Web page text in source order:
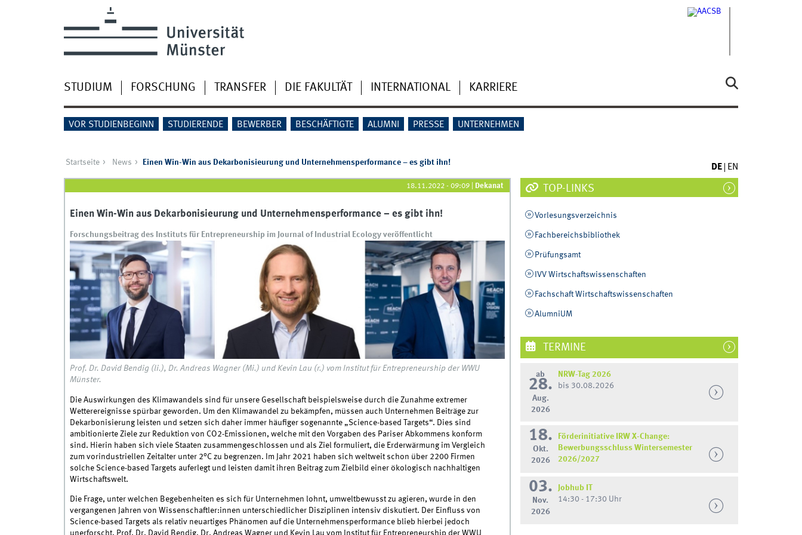
STUDIUM FORSCHUNG TRANSFER DIE FAKULTÄT INTERNATIONAL KARRIERE
VOR STUDIENBEGINN STUDIERENDE BEWERBER BESCHÄFTIGTE ALUMNI PRESSE UNTERNEHMEN
DE EN
Startseite News Einen Win-Win aus Dekarbonisieurung und Unternehmensperformance – es gibt ihn!
18.11.2022 - 09:09 Dekanat
Einen Win-Win aus Dekarbonisieurung und Unternehmensperformance – es gibt ihn!
Forschungsbeitrag des Instituts für Entrepreneurship im Journal of Industrial Ecology veröffentlicht
Prof. Dr. David Bendig (li.), Dr. Andreas Wagner (Mi.) und Kevin Lau (r.) vom Institut für Entrepreneurship der WWU
Münster.
Die Auswirkungen des Klimawandels sind für unsere Gesellschaft beispielsweise durch die Zunahme extremer
Wetterereignisse spürbar geworden. Um den Klimawandel zu bekämpfen, müssen auch Unternehmen Beiträge zur
Dekarbonisierung leisten und setzen sich daher immer häufiger sogenannte „Science-based Targets“. Dies sind
ambitionierte Ziele zur Reduktion von CO2-Emissionen, welche mit den Vorgaben des Pariser Abkommens konform
sind. Hierin haben sich viele Staaten zusammengeschlossen und als Ziel formuliert, die Erderwärmung im Vergleich
zum vorindustriellen Zeitalter unter 2°C zu begrenzen. Im Jahr 2021 haben sich weltweit schon über 2200 Firmen
solche Science-based Targets auferlegt und leisten damit ihren Beitrag zum Zielbild einer ökologisch nachhaltigen
Wirtschaftswelt.
Die Frage, unter welchen Begebenheiten es sich für Unternehmen lohnt, umweltbewusst zu agieren, wurde in den
vergangenen Jahren von Wissenschaftler:innen unterschiedlicher Disziplinen intensiv diskutiert. Der Einfluss von
Science-based Targets als relativ neuartiges Phänomen auf die Unternehmensperformance blieb hierbei jedoch
unerforscht. Prof. Dr. David Bendig, Dr. Andreas Wagner und Kevin Lau vom Institut für Entrepreneurship der WWU
TOP-LINKS
Vorlesungsverzeichnis
Fachbereichsbibliothek
Prüfungsamt
IVV Wirtschaftswissenschaften
Fachschaft Wirtschaftswissenschaften
AlumniUM
TERMINE
ab
28.
Aug.
2026
NRW-Tag 2026
bis 30.08.2026
18.
Okt.
2026
Förderinitiative IRW X-Change:
Bewerbungsschluss Wintersemester
2026/2027
03.
Nov.
2026
Jobhub IT
14:30 - 17:30 Uhr